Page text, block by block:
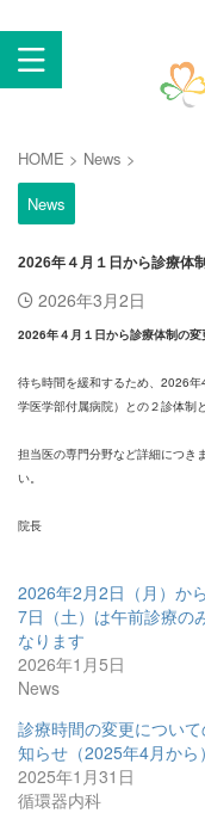
HOME > News >
News
2026年４月１日から診療体
2026年3月2日
2026年４月１日から診療体制の
待ち時間を緩和するため、2026
学医学部付属病院）との２診体制
担当医の専門分野など詳細につき
い。
院長
2026年2月2日（月）か
7日（土）は午前診療の
なります
2026年1月5日
News
診療時間の変更について
知らせ（2025年4月から）
2025年1月31日
循環器内科